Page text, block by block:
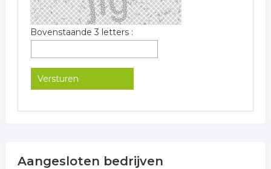
Bovenstaande 3 letters :
Aangesloten bedrijven